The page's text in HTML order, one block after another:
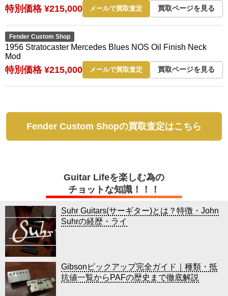
特別価格 ¥215,000 メールで買取査定 買取ページを見る
Fender Custom Shop
1956 Stratocaster Mercedes Blues NOS Oil Finish Neck
Mod
特別価格 ¥215,000 メールで買取査定 買取ページを見る
Fender Custom Shopの買取査定はこちら
Guitar Lifeを楽しむ為の
チョットな知識！！！
Suhr Guitars(サーギター)とは？特徴・John
Suhrの経歴・ライ
Gibsonピックアップ完全ガイド｜種類・抵
抗値一覧からPAFの歴史まで徹底解説